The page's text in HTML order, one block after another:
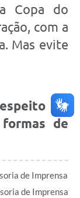
Copa do
com a
Mas evite
ao
de
de Imprensa
de Imprensa